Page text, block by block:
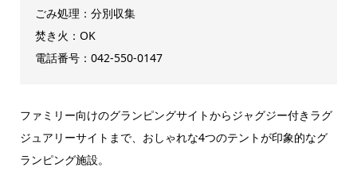
ごみ処理：分別収集
焚き火：OK
電話番号：042-550-0147
ファミリー向けのグランピングサイトからジャグジー付きラグ
ジュアリーサイトまで、おしゃれな4つのテントが印象的なグ
ランピング施設。